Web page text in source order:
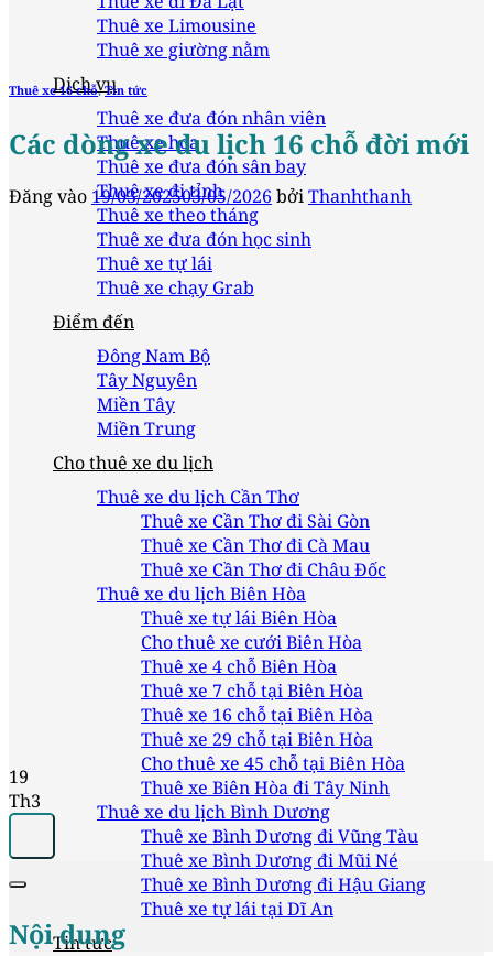
Thuê xe Limousine
Thuê xe giường nằm
Dịch vụ
Thuê xe đưa đón nhân viên
Thuê xe hoa
Thuê xe đưa đón sân bay
Thuê xe đi tỉnh
Thuê xe theo tháng
Thuê xe đưa đón học sinh
Thuê xe tự lái
Thuê xe chạy Grab
Điểm đến
Đông Nam Bộ
Tây Nguyên
Miền Tây
Miền Trung
Cho thuê xe du lịch
Thuê xe du lịch Cần Thơ
Thuê xe Cần Thơ đi Sài Gòn
Thuê xe Cần Thơ đi Cà Mau
Thuê xe Cần Thơ đi Châu Đốc
Thuê xe du lịch Biên Hòa
Thuê xe tự lái Biên Hòa
Cho thuê xe cưới Biên Hòa
Thuê xe 4 chỗ Biên Hòa
Thuê xe 7 chỗ tại Biên Hòa
Thuê xe 16 chỗ tại Biên Hòa
Thuê xe 29 chỗ tại Biên Hòa
Cho thuê xe 45 chỗ tại Biên Hòa
Thuê xe Biên Hòa đi Tây Ninh
Thuê xe du lịch Bình Dương
Thuê xe Bình Dương đi Vũng Tàu
Thuê xe Bình Dương đi Mũi Né
Thuê xe Bình Dương đi Hậu Giang
Thuê xe tự lái tại Dĩ An
Tin tức
Thuê xe 16 chỗ,Tin tức
Các dòng xe du lịch 16 chỗ đời mới
Đăng vào 19/03/202503/05/2026 bởiThanhthanh
19
Th3
Nội dung